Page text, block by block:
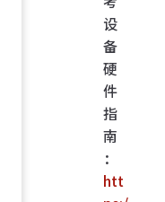
设
备
硬
件
指
南
：
htt